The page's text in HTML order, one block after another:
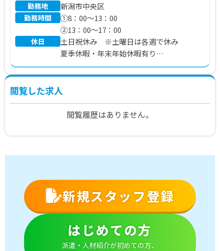
※別途 残業代、交通費支給いたします。
勤務地 新潟市中央区
勤務時間
①8：00～13：00
②13：00～17：00
休日
土日祝休み ※土曜日は各週で休み
夏季休暇・年末年始休暇有り
年間休日110日
閲覧した求人
閲覧履歴はありません。
新規スタッフ登録
はじめての方
派遣・人材紹介が初めての方、